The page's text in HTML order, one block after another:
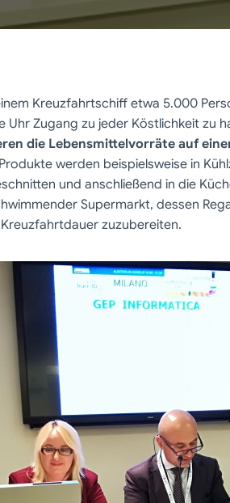
Kreuzfahrtschiff etwa 5.000
Uhr Zugang zu jeder Köstlichkeit
die Lebensmittelvorräte auf
werden beispielsweise in
und anschließend in die
Supermarkt, dessen
zuzubereiten.